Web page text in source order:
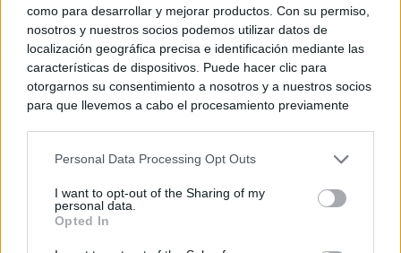
como para desarrollar y mejorar productos. Con su permiso,
nosotros y nuestros socios podemos utilizar datos de
localización geográfica precisa e identificación mediante las
características de dispositivos. Puede hacer clic para
otorgarnos su consentimiento a nosotros y a nuestros socios
para que llevemos a cabo el procesamiento previamente
negar su consentimiento. Tenga en cuenta que algún
de su consentimiento, pero usted tiene el derecho de
rechazar tal procesamiento. Sus preferencias se aplicarán
Personal Data Processing Opt Outs
I want to opt-out of the Sharing of my
personal data.
Opted In